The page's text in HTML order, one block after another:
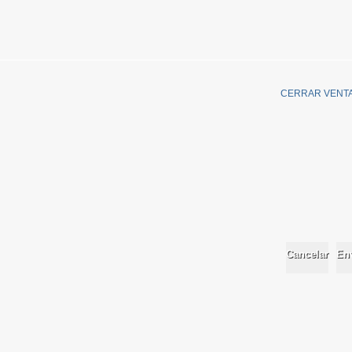
CERRAR
Cancelar